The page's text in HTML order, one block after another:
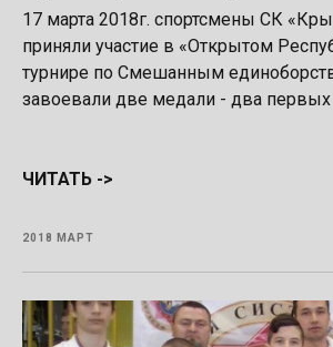
17 марта 2018г. спортсмены СК
приняли участие в «Открытом
турнире по Смешанным
завоевали две медали - два первых
ЧИТАТЬ ->
2018 МАРТ